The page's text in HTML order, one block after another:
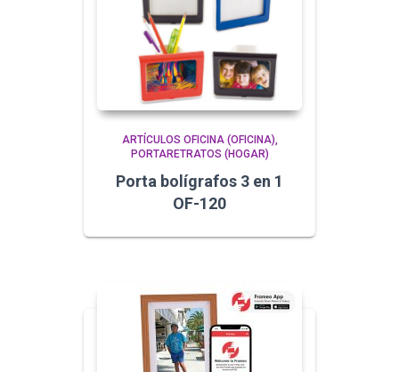
ARTÍCULOS OFICINA (OFICINA)
PORTARETRATOS (HOGAR)
Porta bolígrafos 3 en 1
OF-120